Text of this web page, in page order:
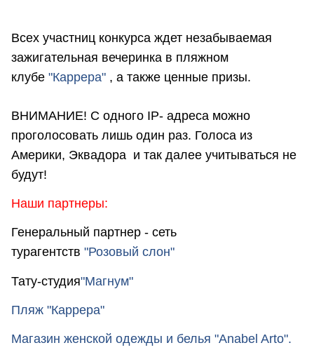
Всех участниц конкурса ждет незабываемая
зажигательная вечеринка в пляжном
клубе "Каррера" , а также ценные призы.
ВНИМАНИЕ! С одного IP- адреса можно
проголосовать лишь один раз. Голоса из
Америки, Эквадора и так далее учитываться не
будут!
Наши партнеры:
Генеральный партнер - сеть
турагентств "Розовый слон"
Тату-студия"Магнум"
Пляж "Каррера"
Магазин женской одежды и белья "Anabel Arto".